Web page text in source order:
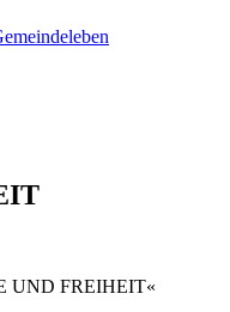
UND FREIHEIT«